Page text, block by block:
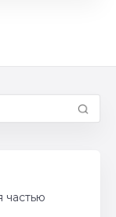
частью